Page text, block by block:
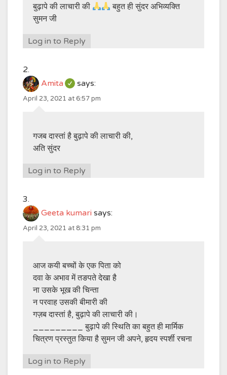
बुढ़ापे की लाचारी की
बहुत ही सुंदर अभिव्यक्ति
सुमन जी
Log in to Reply
Amita says:
April 23, 2021 at 6:57 pm
गजब दास्तां है बुढ़ापे की लाचारी की,
अति सुंदर
Log in to Reply
Geeta kumari says:
April 23, 2021 at 8:31 pm
आज कयी बच्चों के एक पिता को
दवा के अभाव में तङपते देखा है
ना उसके भूख की चिन्ता
न परवाह उसकी बीमारी की
गज़ब दास्तां है, बुढ़ापे की लाचारी की।
_________ बुढ़ापे की स्थिति का बहुत ही मार्मिक
चित्रण प्रस्तुत किया है सुमन जी अपने, हृदय स्पर्शी रचना
Log in to Reply